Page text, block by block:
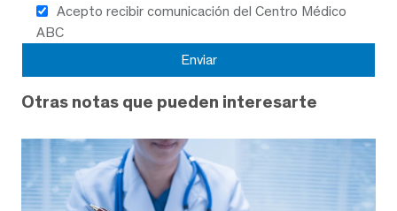
Acepto recibir comunicación del Centro Médico
ABC
Otras notas que pueden interesarte